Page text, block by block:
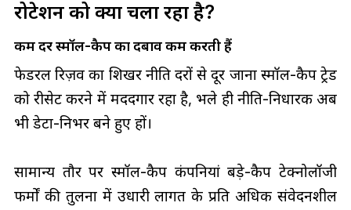
रोटेशन को क्या चला रहा है?
कम दरें स्मॉल-कैप का दबाव कम करती हैं
फेडरल रिज़र्व का शिखर नीति दरों से दूर जाना स्मॉल-कैप ट्रेड
को रीसेट करने में मददगार रहा है, भले ही नीति-निर्धारक अब
भी डेटा-निर्भर बने हुए हों।
सामान्य तौर पर स्मॉल-कैप कंपनियां बड़े-कैप टेक्नोलॉजी
फर्मों की तुलना में उधारी लागत के प्रति अधिक संवेदनशील